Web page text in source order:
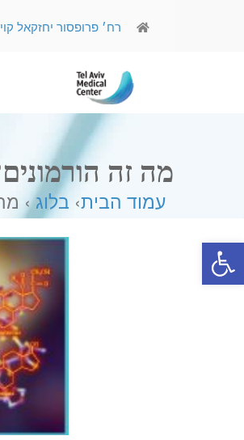
פתח סרגל נגישות
רח׳ פרופסור יחזקאל קויפמן 6
מה זה
עמוד הבית› בלוג›